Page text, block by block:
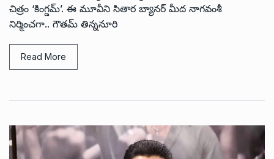
చిత్రం ‘కింగ్డమ్’. ఈ మూవీని సితార బ్యానర్ మీద నాగవంశీ
నిర్మించగా.. గౌతమ్ తిన్ననూరి
Read More